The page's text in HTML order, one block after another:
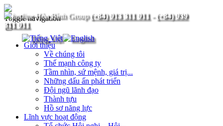
(+84) 913 311 911- (+84) 939
311 911
Toggle navigation
Giới thiệu
Về chúng tôi
Thế mạnh công ty
Tầm nhìn, sứ mệnh, giá trị...
Những dấu ấn phát triển
Đội ngũ lãnh đạo
Thành tựu
Hồ sơ năng lực
Lĩnh vực hoạt động